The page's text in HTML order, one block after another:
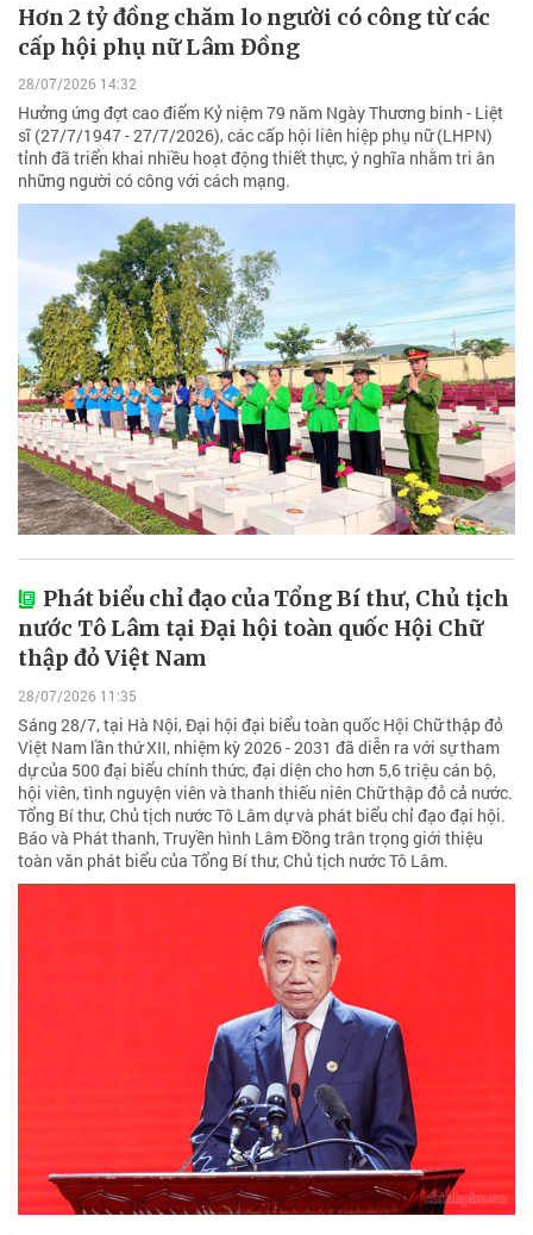
Hơn 2 tỷ đồng chăm lo người có công từ các
cấp hội phụ nữ Lâm Đồng
28/07/2026 14:32
Hưởng ứng đợt cao điểm Kỷ niệm 79 năm Ngày Thương binh - Liệt
sĩ (27/7/1947 - 27/7/2026), các cấp hội liên hiệp phụ nữ (LHPN)
tỉnh đã triển khai nhiều hoạt động thiết thực, ý nghĩa nhằm tri ân
những người có công với cách mạng.
Phát biểu chỉ đạo của Tổng Bí thư, Chủ tịch
nước Tô Lâm tại Đại hội toàn quốc Hội Chữ
thập đỏ Việt Nam
28/07/2026 11:35
Sáng 28/7, tại Hà Nội, Đại hội đại biểu toàn quốc Hội Chữ thập đỏ
Việt Nam lần thứ XII, nhiệm kỳ 2026 - 2031 đã diễn ra với sự tham
dự của 500 đại biểu chính thức, đại diện cho hơn 5,6 triệu cán bộ,
hội viên, tình nguyện viên và thanh thiếu niên Chữ thập đỏ cả nước.
Tổng Bí thư, Chủ tịch nước Tô Lâm dự và phát biểu chỉ đạo đại hội.
Báo và Phát thanh, Truyền hình Lâm Đồng trân trọng giới thiệu
toàn văn phát biểu của Tổng Bí thư, Chủ tịch nước Tô Lâm.